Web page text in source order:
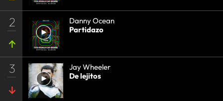
2
Danny Ocean
Partidazo
3
Jay Wheeler
De lejitos